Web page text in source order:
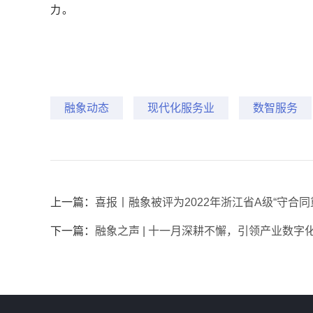
力。
融象动态 现代化服务业 数智服务
上一篇： 喜报丨融象被评为2022年浙江省A级“守合同
下一篇： 融象之声 | 十一月深耕不懈，引领产业数字